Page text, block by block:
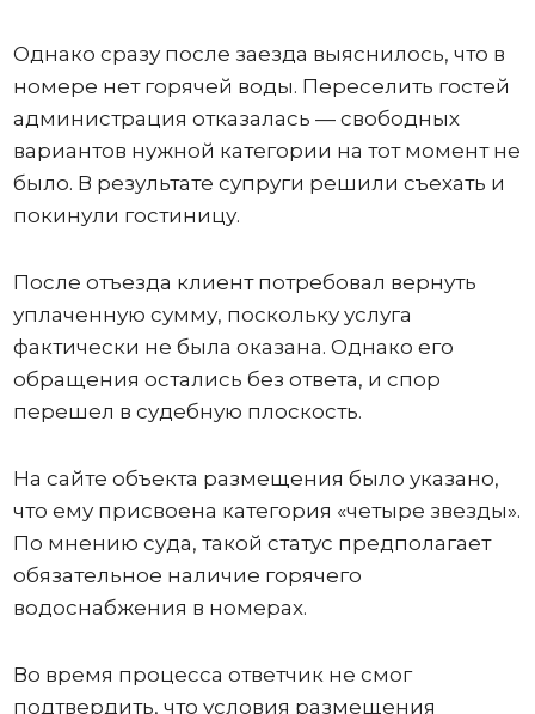
Однако сразу после заезда выяснилось, что в
номере нет горячей воды. Переселить гостей
администрация отказалась — свободных
вариантов нужной категории на тот момент не
было. В результате супруги решили съехать и
покинули гостиницу.
После отъезда клиент потребовал вернуть
уплаченную сумму, поскольку услуга
фактически не была оказана. Однако его
обращения остались без ответа, и спор
перешел в судебную плоскость.
На сайте объекта размещения было указано,
что ему присвоена категория «четыре звезды».
По мнению суда, такой статус предполагает
обязательное наличие горячего
водоснабжения в номерах.
Во время процесса ответчик не смог
подтвердить, что условия размещения